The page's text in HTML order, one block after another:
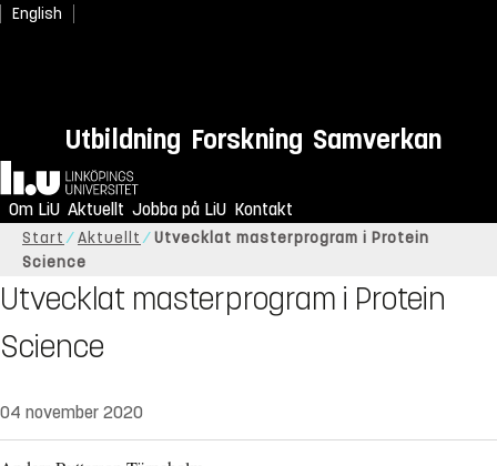
English
Utbildning Forskning Samverkan
Hem
Om LiU Aktuellt Jobba på LiU Kontakt
Start Aktuellt
Utvecklat masterprogram i Protein
Science
Utvecklat masterprogram i Protein
Science
04 november 2020